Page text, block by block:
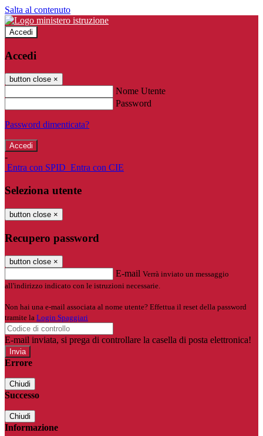
Salta al contenuto
Accedi
Accedi
button close ×
Nome Utente
Password
Password dimenticata?
-
Entra con SPID Entra con CIE
Seleziona utente
button close ×
Recupero password
button close ×
E-mail Verrà inviato un messaggio
all'indirizzo indicato con le istruzioni necessarie.
Non hai una e-mail associata al nome utente? Effettua il reset della password
tramite la Login Spaggiari
E-mail inviata, si prega di controllare la casella di posta elettronica!
Errore
Chiudi
Successo
Chiudi
Informazione